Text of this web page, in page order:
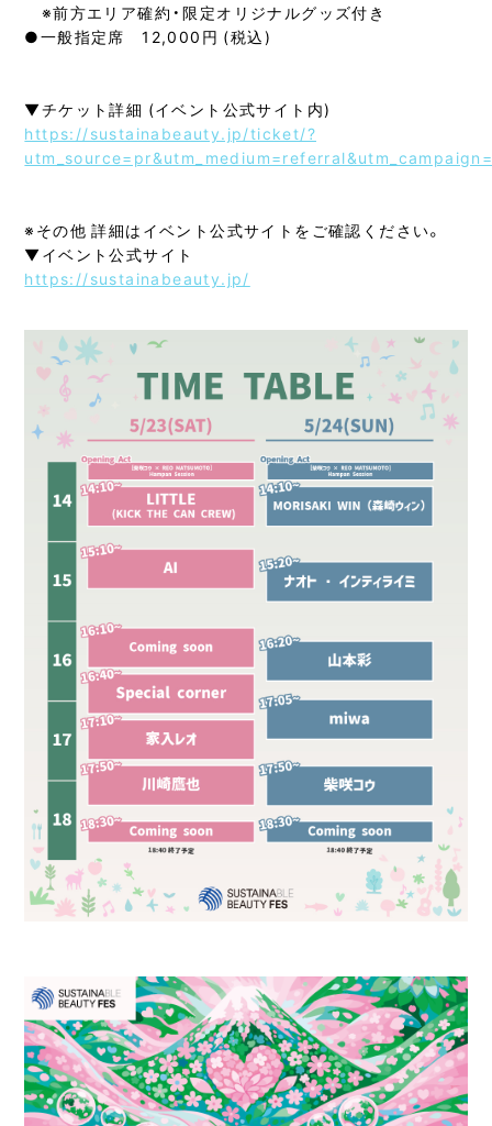
※前方エリア確約・限定オリジナルグッズ付き
●一般指定席 12,000円 (税込)
▼チケット詳細 (イベント公式サイト内)
https://sustainabeauty.jp/ticket/?
※その他 詳細はイベント公式サイトをご確認ください。
▼イベント公式サイト
https://sustainabeauty.jp/